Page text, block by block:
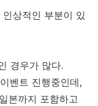
상적인 부분이 있
경우가 많다.
벤트 진행중인데,
본까지 포함하고